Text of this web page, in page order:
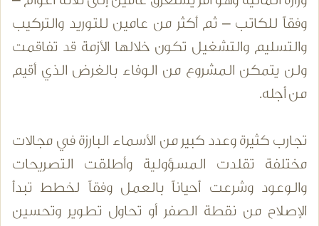
وفقاً للكاتب – ثم أكثر من عامين للتوريد والتركيب
والتسليم والتشغيل تكون خلالها الأزمة قد تفاقمت
ولن يتمكن المشروع من الوفاء بالغرض الذي أقيم
من أجله.
تجارب كثيرة وعدد كبير من الأسماء البارزة في مجالات
مختلفة تقلدت المسؤولية وأطلقت التصريحات
والوعود وشرعت أحياناً بالعمل وفقاً لخطط تبدأ
الإصلاح من نقطة الصفر أو تحاول تطوير وتحسين